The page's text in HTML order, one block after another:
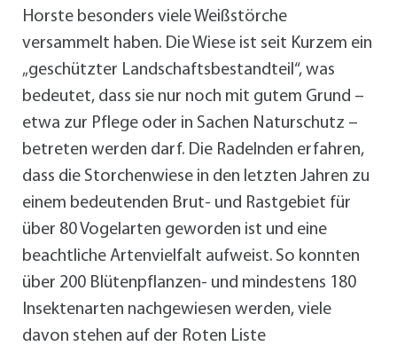
Horste besonders viele Weißstörche
versammelt haben. Die Wiese ist seit Kurzem ein
„geschützter Landschaftsbestandteil“, was
bedeutet, dass sie nur noch mit gutem Grund –
etwa zur Pflege oder in Sachen Naturschutz –
betreten werden darf. Die Radelnden erfahren,
dass die Storchenwiese in den letzten Jahren zu
einem bedeutenden Brut- und Rastgebiet für
über 80 Vogelarten geworden ist und eine
beachtliche Artenvielfalt aufweist. So konnten
über 200 Blütenpflanzen- und mindestens 180
Insektenarten nachgewiesen werden, viele
davon stehen auf der Roten Liste